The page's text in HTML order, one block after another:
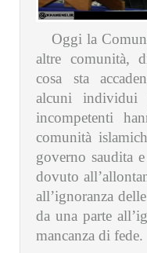
Oggi la
altre comunità,
cosa sta
alcuni
incompetenti
comunità
governo saudita
dovuto
all’ignoranza
da una parte
mancanza di fede.